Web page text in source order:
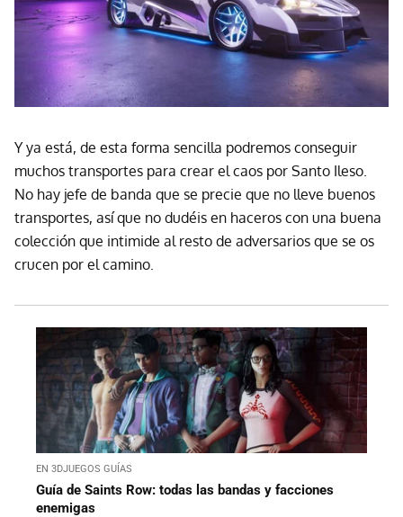
Y ya está, de esta forma sencilla podremos conseguir
muchos transportes para crear el caos por Santo Ileso.
No hay jefe de banda que se precie que no lleve buenos
transportes, así que no dudéis en haceros con una buena
colección que intimide al resto de adversarios que se os
crucen por el camino.
EN 3DJUEGOS GUÍAS
Guía de Saints Row: todas las bandas y facciones
enemigas